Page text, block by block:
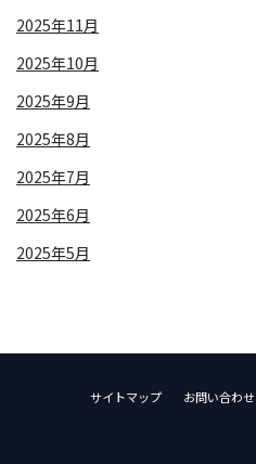
2025年11月
2025年10月
2025年9月
2025年8月
2025年7月
2025年6月
2025年5月
サイトマップ お問い合わせ